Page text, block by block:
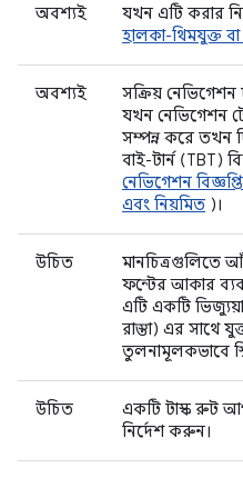
অবশ্যই
যখন এটি করার
হালকা-থিমযুক্ত
অবশ্যই
সক্রিয়
যখন নেভিগেশন
সম্পন্ন করে তখন
বাই-টার্ন (TBT)
নেভিগেশন
এবং নিয়মিত )।
উচিত
মানচিত্রগুলিতে
ফন্টের আকার
এটি একটি
রাস্তা) এর সাথে
তুলনামূলকভাবে
উচিত
একটি টাস্ক রুট
নির্দেশ করুন।